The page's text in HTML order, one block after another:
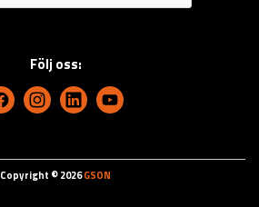
Följ oss:
Copyright © 2026GSON